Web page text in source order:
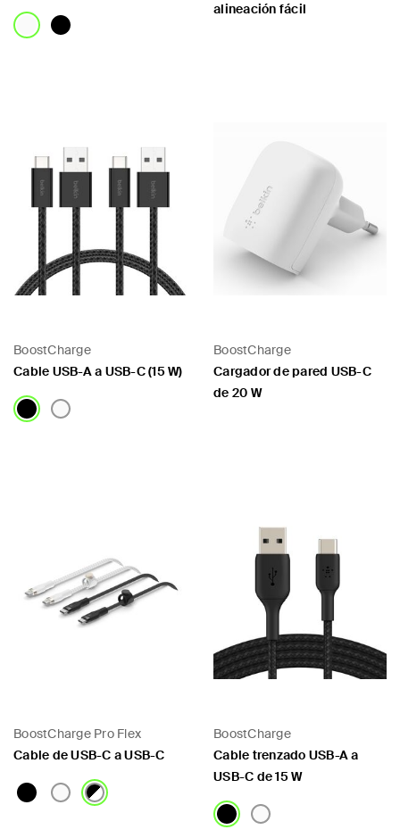
alineación fácil
BoostCharge
Cable USB-A a USB-C (15 W)
BoostCharge
Cargador de pared USB-C
de 20 W
BoostCharge Pro Flex
Cable de USB-C a USB-C
BoostCharge
Cable trenzado USB-A a
USB-C de 15 W